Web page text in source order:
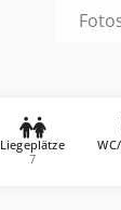
Liegeplätze
7